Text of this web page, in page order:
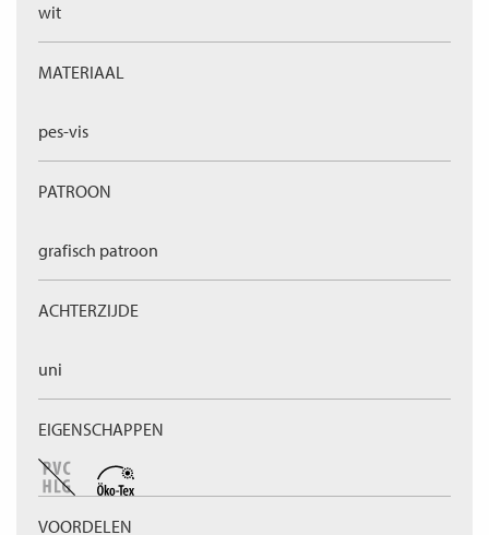
wit
MATERIAAL
pes-vis
PATROON
grafisch patroon
ACHTERZIJDE
uni
EIGENSCHAPPEN
VOORDELEN